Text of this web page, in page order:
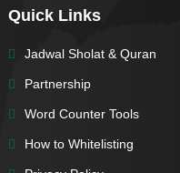
Quick Links
Jadwal Sholat & Quran
Partnership
Word Counter Tools
How to Whitelisting